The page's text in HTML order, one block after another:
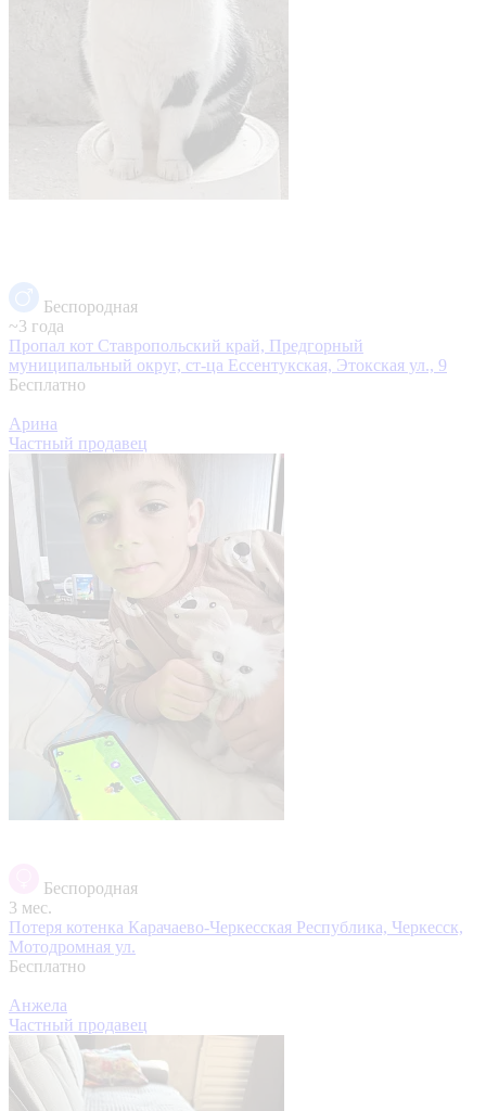
Беспородная
~3 года
Пропал кот Ставропольский край, Предгорный
муниципальный округ, ст-ца Ессентукская, Этокская ул., 9
Бесплатно
Арина
Частный продавец
Беспородная
3 мес.
Потеря котенка Карачаево-Черкесская Республика, Черкесск,
Мотодромная ул.
Бесплатно
Анжела
Частный продавец